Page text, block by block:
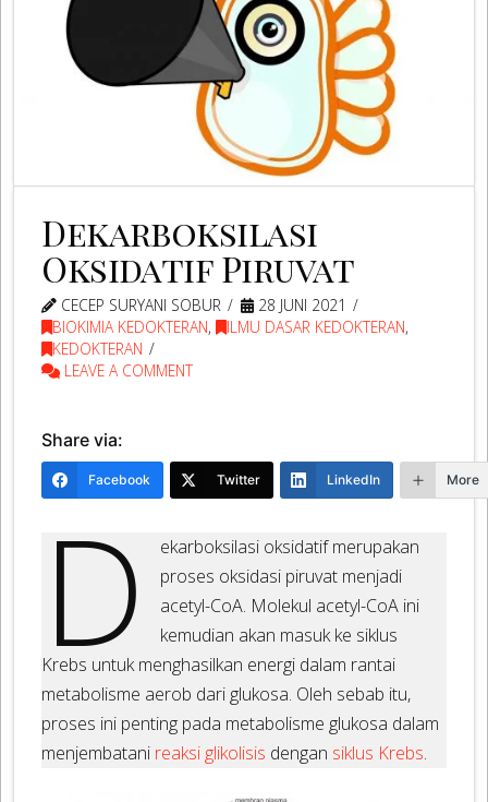
Dekarboksilasi
Oksidatif Piruvat
CECEP SURYANI SOBUR
28 JUNI 2021
BIOKIMIA KEDOKTERAN, ILMU DASAR KEDOKTERAN,
KEDOKTERAN
LEAVE A COMMENT
Share via:
Facebook Twitter LinkedIn More
D
ekarboksilasi oksidatif merupakan
proses oksidasi piruvat menjadi
acetyl-CoA. Molekul acetyl-CoA ini
kemudian akan masuk ke siklus
Krebs untuk menghasilkan energi dalam rantai
metabolisme aerob dari glukosa. Oleh sebab itu,
proses ini penting pada metabolisme glukosa dalam
menjembatani reaksi glikolisis dengan siklus Krebs.